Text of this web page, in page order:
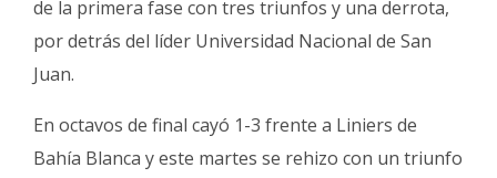
de la primera fase con tres triunfos y una derrota,
por detrás del líder Universidad Nacional de San
Juan.
En octavos de final cayó 1-3 frente a Liniers de
Bahía Blanca y este martes se rehizo con un triunfo